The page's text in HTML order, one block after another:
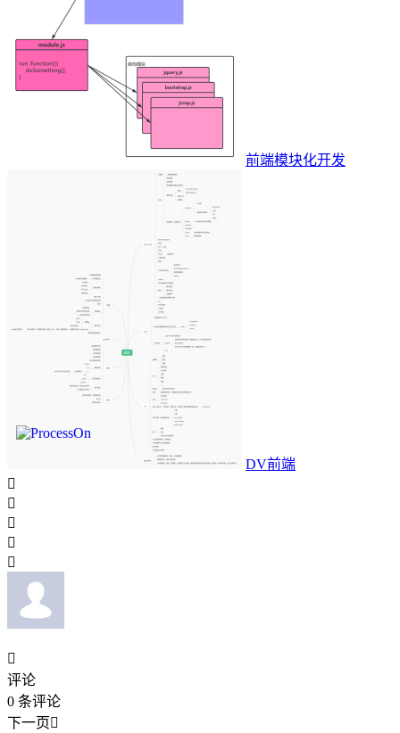
前端模块化开发
DV前端






评论
0 条评论
下一页